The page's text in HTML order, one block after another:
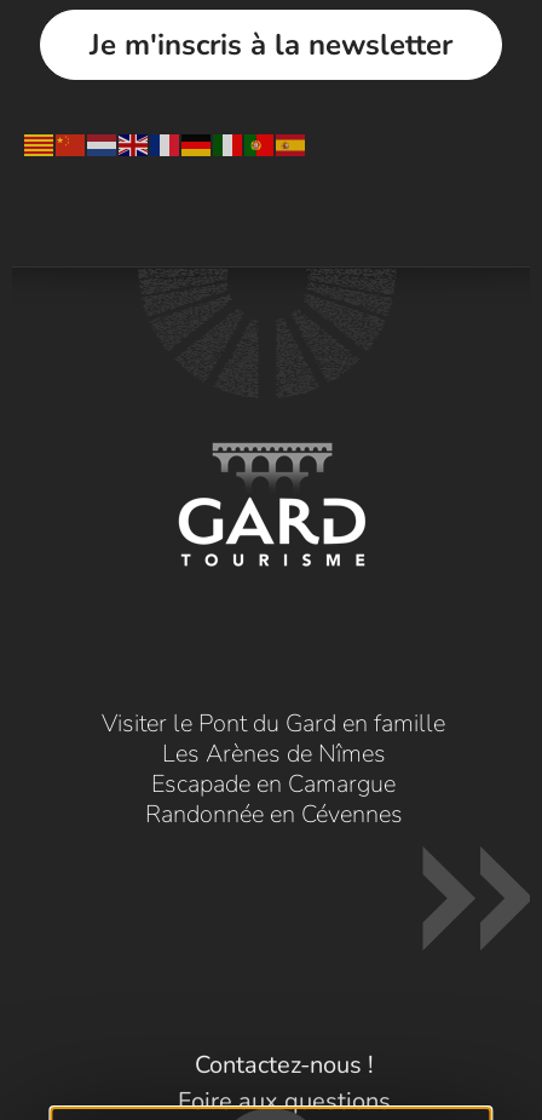
Je m'inscris à la newsletter
Visiter le Pont du Gard en famille
Les Arènes de Nîmes
Escapade en Camargue
Randonnée en Cévennes
Contactez-nous !
Foire aux questions